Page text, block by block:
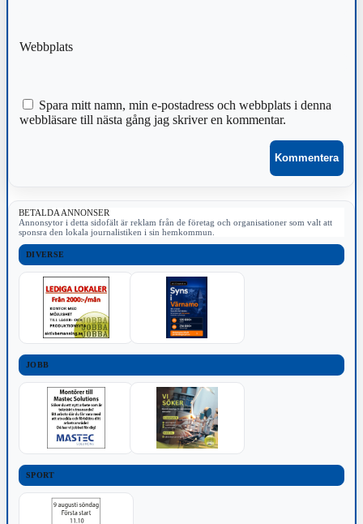
Webbplats
Spara mitt namn, min e-postadress och webbplats i denna
webbläsare till nästa gång jag skriver en kommentar.
BETALDA ANNONSER
Annonsytor i detta sidofält är reklam från de företag och organisationer som valt att
sponsra den lokala journalistiken i sin hemkommun.
DIVERSE
JOBB
SPORT